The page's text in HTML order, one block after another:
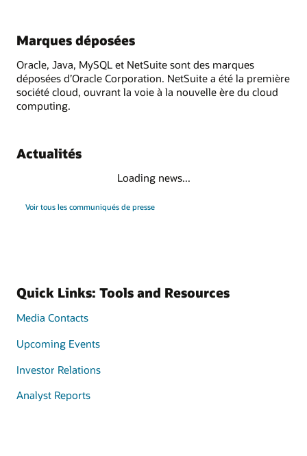
Marques déposées
Oracle, Java, MySQL et NetSuite sont des marques
déposées d’Oracle Corporation. NetSuite a été la première
société cloud, ouvrant la voie à la nouvelle ère du cloud
computing.
Actualités
Loading news...
Voir tous les communiqués de presse
Quick Links: Tools and Resources
Media Contacts
Upcoming Events
Investor Relations
Analyst Reports